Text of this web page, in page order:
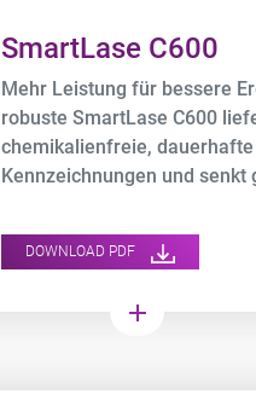
SmartLase C600
Mehr Leistung für bessere
robuste SmartLase C600
chemikalienfreie, dauerhafte
Kennzeichnungen und senkt
DOWNLOAD PDF
add